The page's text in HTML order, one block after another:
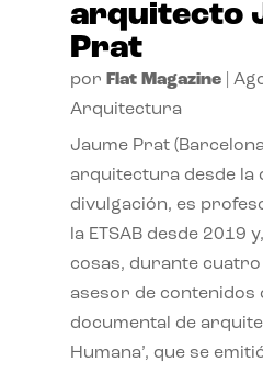
arquitecto
Prat
por Flat Magazine|
Arquitectura
Jaume Prat
arquitectura desde la
divulgación, es
la ETSAB desde 2019
cosas, durante
asesor de contenidos
documental de
Humana’, que se